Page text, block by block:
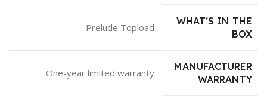
WHAT’S IN THE
BOX
Prelude Topload
MANUFACTURER
WARRANTY
One-year limited warranty.